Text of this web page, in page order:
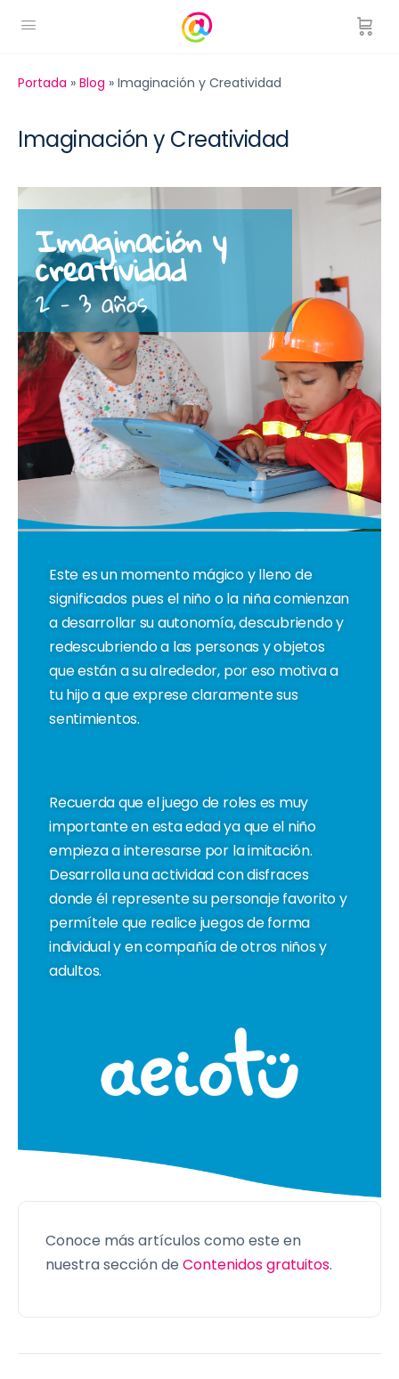
Portada » Blog » Imaginación y Creatividad
Imaginación y Creatividad
Imaginación y
creatividad
2 - 3 años
Este es un momento mágico y lleno de
significados pues el niño o la niña comienzan
a desarrollar su autonomía, descubriendo y
redescubriendo a las personas y objetos
que están a su alrededor, por eso motiva a
tu hijo a que exprese claramente sus
sentimientos.
Recuerda que el juego de roles es muy
importante en esta edad ya que el niño
empieza a interesarse por la imitación.
Desarrolla una actividad con disfraces
donde él represente su personaje favorito y
permítele que realice juegos de forma
individual y en compañía de otros niños y
adultos.
Conoce más artículos como este en
nuestra sección de Contenidos gratuitos.